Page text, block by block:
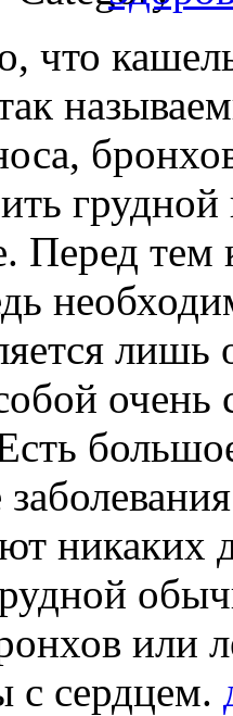
что
Перед тем
очень
никаких
или
с сердцем.